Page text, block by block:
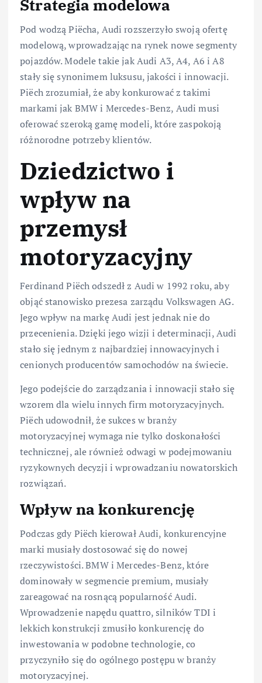
Strategia modelowa
Pod wodzą Piëcha, Audi rozszerzyło swoją ofertę
modelową, wprowadzając na rynek nowe segmenty
pojazdów. Modele takie jak Audi A3, A4, A6 i A8
stały się synonimem luksusu, jakości i innowacji.
Piëch zrozumiał, że aby konkurować z takimi
markami jak BMW i Mercedes-Benz, Audi musi
oferować szeroką gamę modeli, które zaspokoją
różnorodne potrzeby klientów.
Dziedzictwo i
wpływ na
przemysł
motoryzacyjny
Ferdinand Piëch odszedł z Audi w 1992 roku, aby
objąć stanowisko prezesa zarządu Volkswagen AG.
Jego wpływ na markę Audi jest jednak nie do
przecenienia. Dzięki jego wizji i determinacji, Audi
stało się jednym z najbardziej innowacyjnych i
cenionych producentów samochodów na świecie.
Jego podejście do zarządzania i innowacji stało się
wzorem dla wielu innych firm motoryzacyjnych.
Piëch udowodnił, że sukces w branży
motoryzacyjnej wymaga nie tylko doskonałości
technicznej, ale również odwagi w podejmowaniu
ryzykownych decyzji i wprowadzaniu nowatorskich
rozwiązań.
Wpływ na konkurencję
Podczas gdy Piëch kierował Audi, konkurencyjne
marki musiały dostosować się do nowej
rzeczywistości. BMW i Mercedes-Benz, które
dominowały w segmencie premium, musiały
zareagować na rosnącą popularność Audi.
Wprowadzenie napędu quattro, silników TDI i
lekkich konstrukcji zmusiło konkurencję do
inwestowania w podobne technologie, co
przyczyniło się do ogólnego postępu w branży
motoryzacyjnej.